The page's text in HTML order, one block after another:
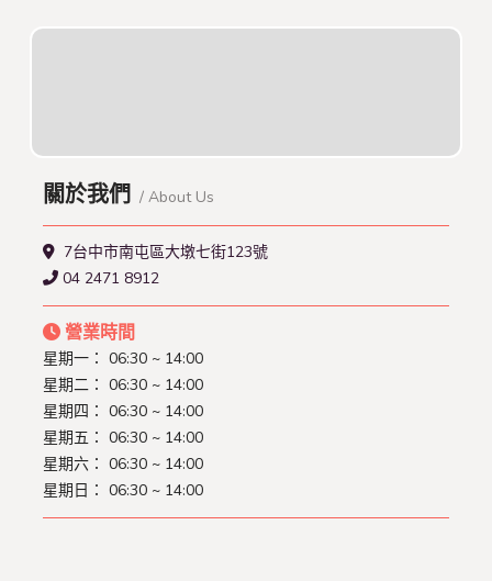
關於我們 / About Us
7台中市南屯區大墩七街123號
04 2471 8912
營業時間
星期一： 06:30 ~ 14:00
星期二： 06:30 ~ 14:00
星期四： 06:30 ~ 14:00
星期五： 06:30 ~ 14:00
星期六： 06:30 ~ 14:00
星期日： 06:30 ~ 14:00